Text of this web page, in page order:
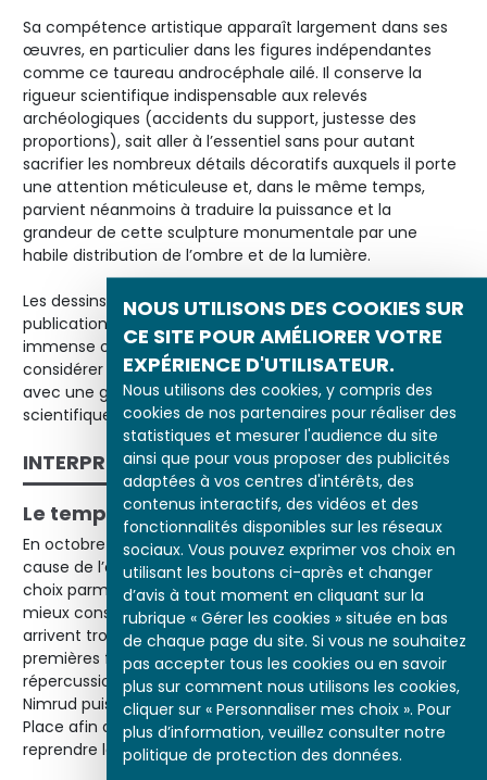
NOUS UTILISONS DES COOKIES SUR
CE SITE POUR AMÉLIORER VOTRE
EXPÉRIENCE D'UTILISATEUR.
Nous utilisons des cookies, y compris des
cookies de nos partenaires pour réaliser des
statistiques et mesurer l'audience du site
ainsi que pour vous proposer des publicités
adaptées à vos centres d'intérêts, des
contenus interactifs, des vidéos et des
fonctionnalités disponibles sur les réseaux
sociaux. Vous pouvez exprimer vos choix en
utilisant les boutons ci-après et changer
d’avis à tout moment en cliquant sur la
rubrique « Gérer les cookies » située en bas
de chaque page du site. Si vous ne souhaitez
pas accepter tous les cookies ou en savoir
plus sur comment nous utilisons les cookies,
cliquer sur « Personnaliser mes choix ». Pour
plus d’information, veuillez consulter notre
politique de protection des données.
Sa compétence artistique apparaît largement dans ses
œuvres, en particulier dans les figures indépendantes
comme ce taureau androcéphale ailé. Il conserve la
rigueur scientifique indispensable aux relevés
archéologiques (accidents du support, justesse des
proportions), sait aller à l’essentiel sans pour autant
sacrifier les nombreux détails décoratifs auxquels il porte
une attention méticuleuse et, dans le même temps,
parvient néanmoins à traduire la puissance et la
grandeur de cette sculpture monumentale par une
habile distribution de l’ombre et de la lumière.
Les dessins de Flandin ont été gravés pour illustrer la
publication de Botta,
Monument de Ninive
immense ouvrage en cinq volumes que l’on peut
considérer comme le premier rapport de fouilles rédigé
avec une grande objectivité et une parfaite rigueur
scientifique.
INTERPRÉTATION
Le temps des consuls archéologues
En octobre 1844, il faut fermer le chantier de Khorsabad à
cause de l’épuisement des crédits. Botta fait alors un
choix parmi les sculptures les plus remarquables et les
mieux conservées et les expédie en France, où elles
arrivent trois ans plus tard, après maintes péripéties. Ces
premières fouilles en Mésopotamie ont de grandes
répercussions : les Anglais envoient Layard et Rawlinson à
Nimrud puis à Ninive, et, en 1851, la France charge Victor
Place afin de rouvrir le consulat de Mossoul et de
reprendre le chantier de Khorsabad.